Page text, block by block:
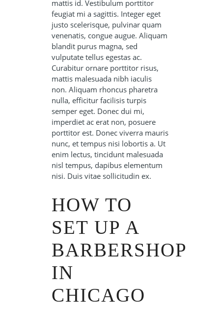
mattis id. Vestibulum porttitor
feugiat mi a sagittis. Integer eget
justo scelerisque, pulvinar quam
venenatis, congue augue. Aliquam
blandit purus magna, sed
vulputate tellus egestas ac.
Curabitur ornare porttitor risus,
mattis malesuada nibh iaculis
non. Aliquam rhoncus pharetra
nulla, efficitur facilisis turpis
semper eget. Donec dui mi,
imperdiet ac erat non, posuere
porttitor est. Donec viverra mauris
nunc, et tempus nisi lobortis a. Ut
enim lectus, tincidunt malesuada
nisl tempus, dapibus elementum
nisi. Duis vitae sollicitudin ex.
HOW TO
SET UP A
BARBERSHOP
IN
CHICAGO